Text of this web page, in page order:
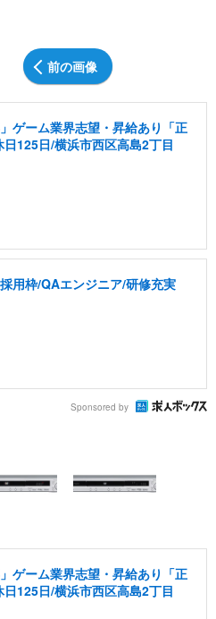
前の画像
ゲーム業界志望・昇給あり「正
125日/横浜市西区高島2丁目
用枠/QAエンジニア/研修充実
Sponsored by
ゲーム業界志望・昇給あり「正
125日/横浜市西区高島2丁目